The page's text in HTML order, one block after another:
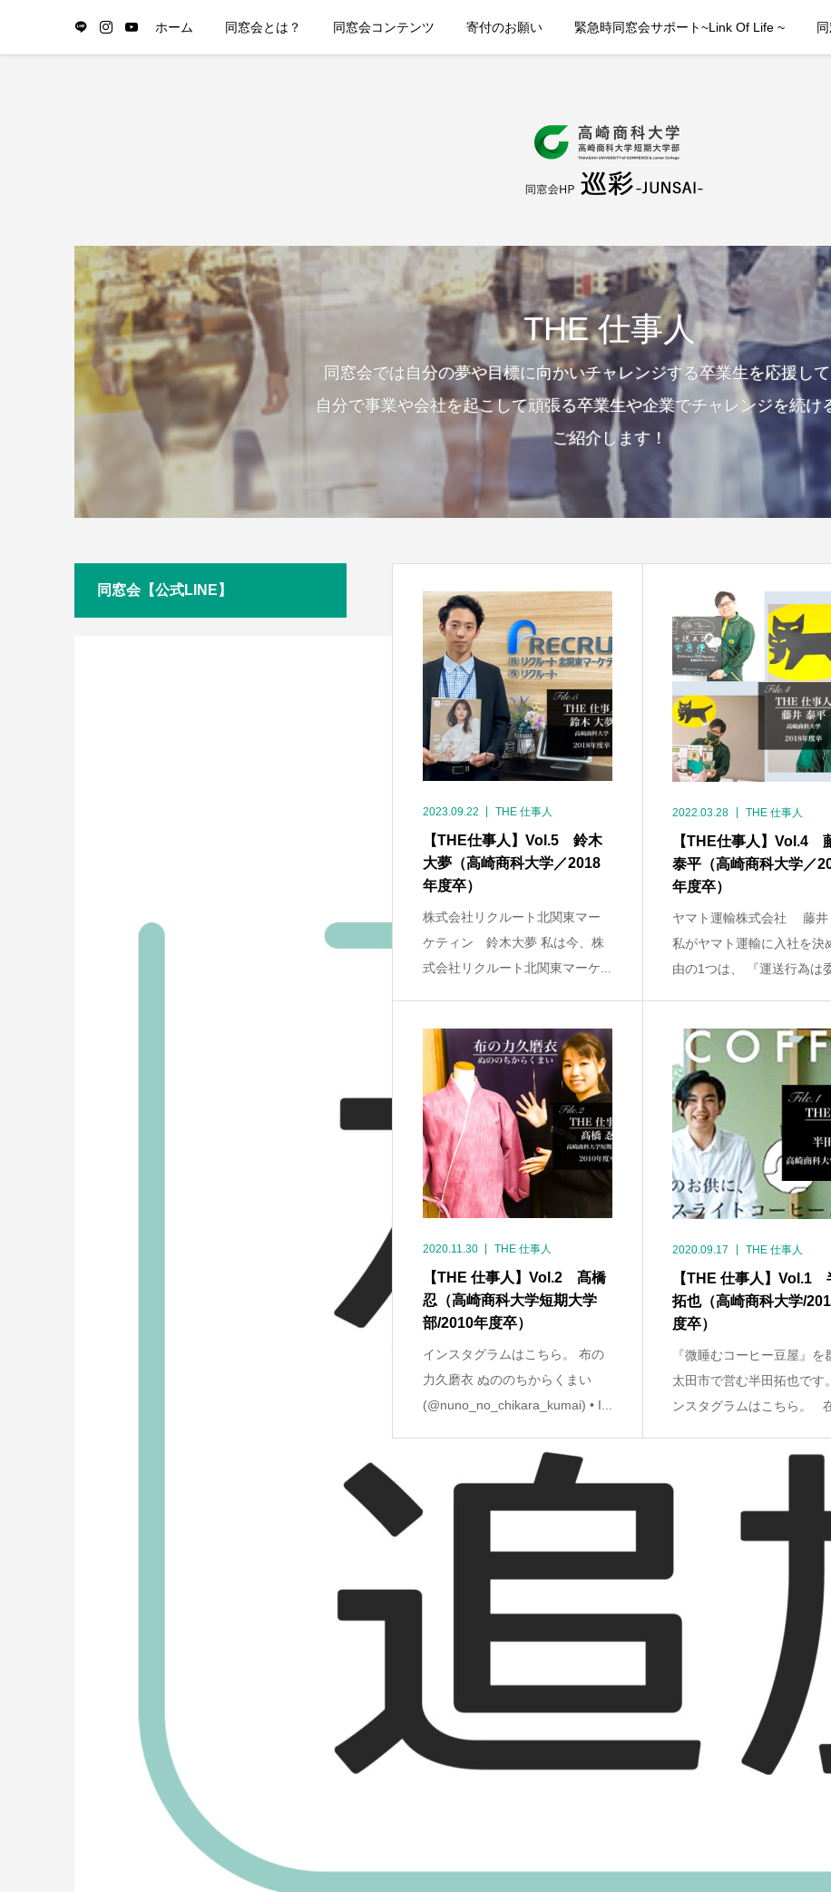
ホーム 同窓会とは？ 同窓会コンテンツ 寄付のお願い 緊急時同窓会サポート~Link Of Life ~
THE 仕事人
同窓会では自分の夢や目標に向かいチャレンジする卒業生を応援して
自分で事業や会社を起こして頑張る卒業生や企業でチャレンジを続け
ご紹介します！
2023.09.22 THE 仕事人
【THE仕事人】Vol.5 鈴木
大夢（高崎商科大学／2018
年度卒）
株式会社リクルート北関東マー
ケティン 鈴木大夢 私は今、株
式会社リクルート北関東マーケ...
2022.03.28 THE 仕事人
【THE仕事人】Vol.4
泰平（高崎商科大学／
年度卒）
ヤマト運輸株式会社 藤井
私がヤマト運輸に入社を決
由の1つは、 『運送行為は
2020.11.30 THE 仕事人
【THE 仕事人】Vol.2 髙橋
忍（高崎商科大学短期大学
部/2010年度卒）
インスタグラムはこちら。 布の
力久磨衣 ぬののちからくまい
(@nuno_no_chikara_kumai) • I...
2020.09.17 THE 仕事人
【THE 仕事人】Vol.1
拓也（高崎商科大学/
度卒）
『微睡むコーヒー豆屋』を
太田市で営む半田拓也です
ンスタグラムはこちら。
同窓会【公式LINE】